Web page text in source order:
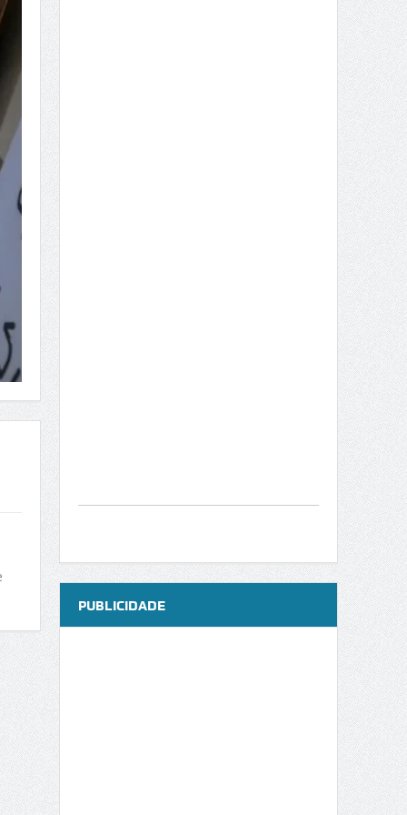
França aprova lei que
suicídio assistido
O Parlamento francês aprovou, esta quarta-feira,
ao suicídio...
PUBLICIDADE